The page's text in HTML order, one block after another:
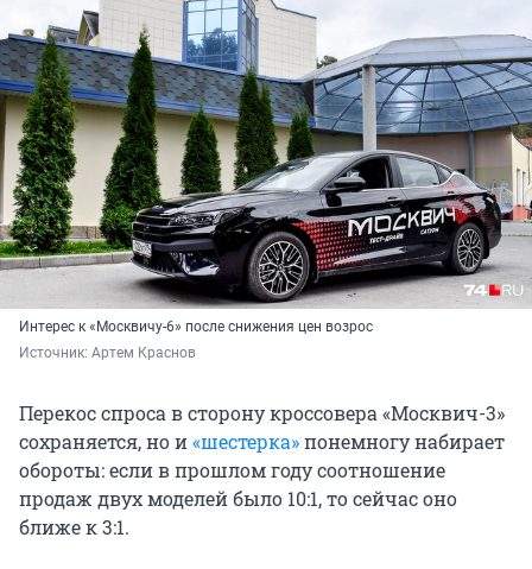
Интерес к «Москвичу-6» после снижения цен возрос
Источник: Артем Краснов
Перекос спроса в сторону кроссовера «Москвич-3»
сохраняется, но и«шестерка»понемногу набирает
обороты: если в прошлом году соотношение
продаж двух моделей было 10:1, то сейчас оно
ближе к 3:1.